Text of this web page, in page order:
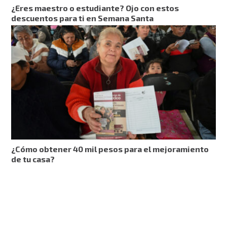
¿Eres maestro o estudiante? Ojo con estos
descuentos para ti en Semana Santa
¿Cómo obtener 40 mil pesos para el mejoramiento
de tu casa?